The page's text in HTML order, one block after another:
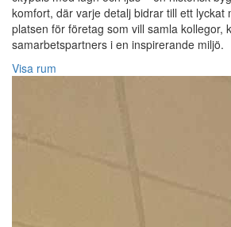
komfort, där varje detalj bidrar till ett lyckat
platsen för företag som vill samla kollegor,
samarbetspartners i en inspirerande miljö.
Visa rum